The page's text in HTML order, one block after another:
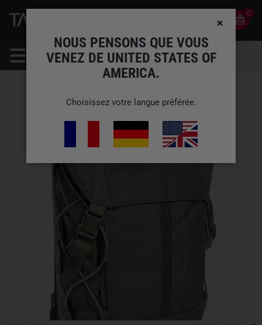
0
NOUS PENSONS QUE VOUS
VENEZ DE UNITED STATES OF
AMERICA.
Choisissez votre langue préférée.